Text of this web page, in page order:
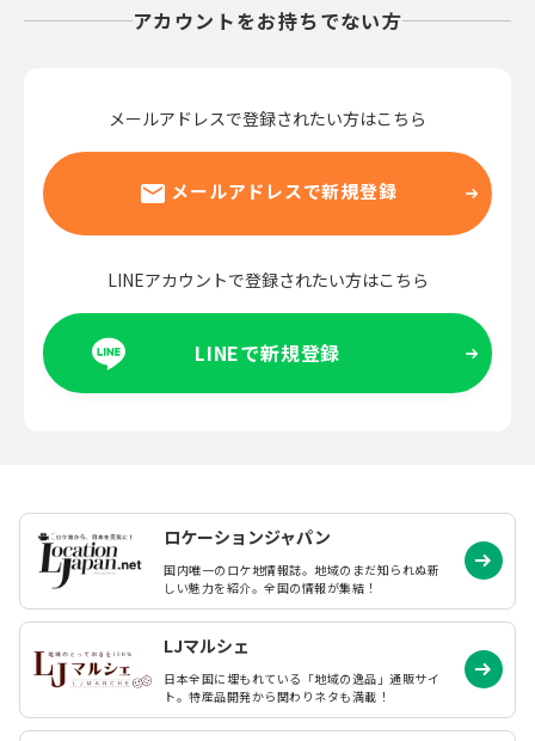
アカウントをお持ちでない方
メールアドレスで登録されたい方はこちら
メールアドレスで新規登録
LINEアカウントで登録されたい方はこちら
LINEで新規登録
ロケーションジャパン
国内唯一のロケ地情報誌。地域のまだ知られぬ新
しい魅力を紹介。全国の情報が集結！
LJマルシェ
日本全国に埋もれている「地域の逸品」通販サイ
ト。特産品開発から関わりネタも満載！